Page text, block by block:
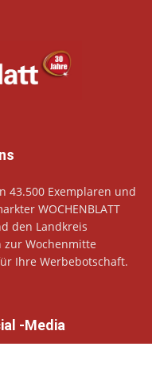
43.500 Exemplaren und
WOCHENBLATT
den Landkreis
zur Wochenmitte
Ihre Werbebotschaft.
-Media